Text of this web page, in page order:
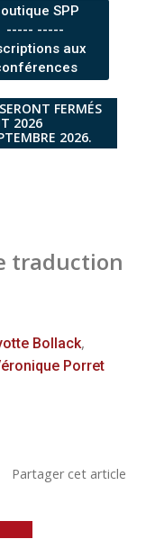
SPP
----- -----
aux
FERMÉS
2026
2026.
traduction
Bollack,
Porret
Partager cet article